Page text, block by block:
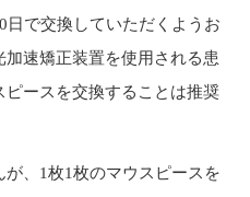
日で交換していただくようお
速矯正装置を使用される患
ースを交換することは推奨
が、1枚1枚のマウスピースを